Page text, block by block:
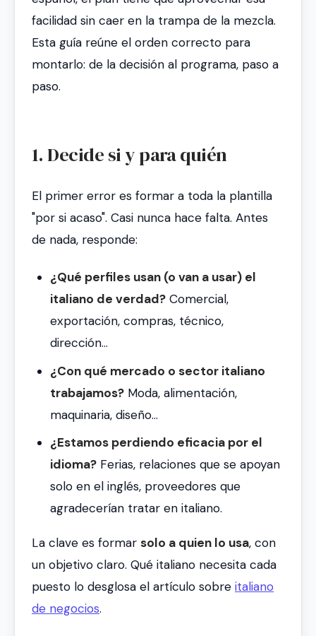
facilidad sin caer en la trampa de la mezcla.
Esta guía reúne el orden correcto para
montarlo: de la decisión al programa, paso a
paso.
1. Decide si y para quién
El primer error es formar a toda la plantilla
"por si acaso". Casi nunca hace falta. Antes
de nada, responde:
¿Qué perfiles usan (o van a usar) el
italiano de verdad?Comercial,
exportación, compras, técnico,
dirección…
¿Con qué mercado o sector italiano
trabajamos?Moda, alimentación,
maquinaria, diseño…
¿Estamos perdiendo eficacia por el
idioma?Ferias, relaciones que se apoyan
solo en el inglés, proveedores que
agradecerían tratar en italiano.
La clave es formar solo a quien lo usa, con
un objetivo claro. Qué italiano necesita cada
puesto lo desglosa el artículo sobre italiano
de negocios.